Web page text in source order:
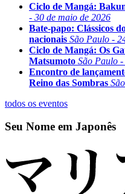
Ciclo de Mangá:
- 30 de maio de 2026
Bate-papo: Clássicos
nacionais São Paulo -
Ciclo de Mangá: Os
Matsumoto São Paulo
Encontro de
Reino das Sombras
todos os eventos
Seu Nome em Japonês